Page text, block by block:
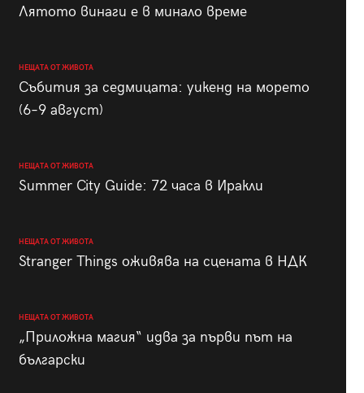
Лятото винаги е в минало време
НЕЩАТА ОТ ЖИВОТА
Събития за седмицата: уикенд на морето
(6–9 август)
НЕЩАТА ОТ ЖИВОТА
Summer City Guide: 72 часа в Иракли
НЕЩАТА ОТ ЖИВОТА
Stranger Things оживява на сцената в НДК
НЕЩАТА ОТ ЖИВОТА
„Приложна магия“ идва за първи път на
български